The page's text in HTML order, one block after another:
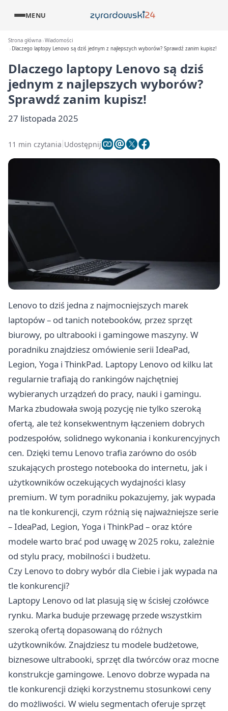
MENU
Strona główna Wiadomości
Dlaczego laptopy Lenovo są dziś jednym z najlepszych wyborów? Sprawdź zanim kupisz!
Dlaczego laptopy Lenovo są dziś
jednym z najlepszych wyborów?
Sprawdź zanim kupisz!
27 listopada 2025
11 min czytania Udostępnij
Lenovo to dziś jedna z najmocniejszych marek
laptopów – od tanich notebooków, przez sprzęt
biurowy, po ultrabooki i gamingowe maszyny. W
poradniku znajdziesz omówienie serii IdeaPad,
Legion, Yoga i ThinkPad. Laptopy Lenovo od kilku lat
regularnie trafiają do rankingów najchętniej
wybieranych urządzeń do pracy, nauki i gamingu.
Marka zbudowała swoją pozycję nie tylko szeroką
ofertą, ale też konsekwentnym łączeniem dobrych
podzespołów, solidnego wykonania i konkurencyjnych
cen. Dzięki temu Lenovo trafia zarówno do osób
szukających prostego notebooka do internetu, jak i
użytkowników oczekujących wydajności klasy
premium. W tym poradniku pokazujemy, jak wypada
na tle konkurencji, czym różnią się najważniejsze serie
– IdeaPad, Legion, Yoga i ThinkPad – oraz które
modele warto brać pod uwagę w 2025 roku, zależnie
od stylu pracy, mobilności i budżetu.
Czy Lenovo to dobry wybór dla Ciebie i jak wypada na
tle konkurencji?
Laptopy Lenovo od lat plasują się w ścisłej czołówce
rynku. Marka buduje przewagę przede wszystkim
szeroką ofertą dopasowaną do różnych
użytkowników. Znajdziesz tu modele budżetowe,
biznesowe ultrabooki, sprzęt dla twórców oraz mocne
konstrukcje gamingowe. Lenovo dobrze wypada na
tle konkurencji dzięki korzystnemu stosunkowi ceny
do możliwości. W wielu segmentach oferuje sprzęt